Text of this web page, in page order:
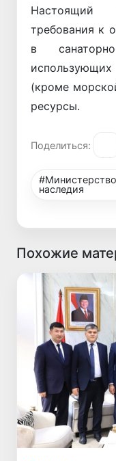
Настоящий
требования к
в
(кроме
ресурсы.
Поделиться:
наследия
Похожие